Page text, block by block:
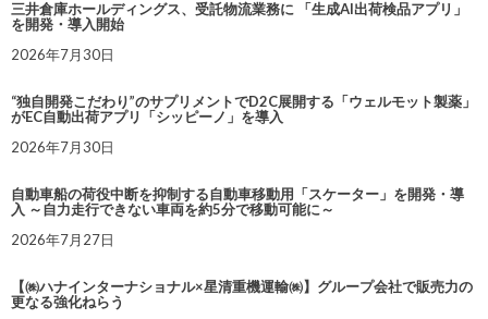
三井倉庫ホールディングス、受託物流業務に 「生成AI出荷検品アプリ」
を開発・導入開始
2026年7月30日
“独自開発こだわり”のサプリメントでD2C展開する「ウェルモット製薬」
がEC自動出荷アプリ「シッピーノ」を導入
2026年7月30日
自動車船の荷役中断を抑制する自動車移動用「スケーター」を開発・導
入 ～自力走行できない車両を約5分で移動可能に～
2026年7月27日
【㈱ハナインターナショナル×星清重機運輸㈱】グループ会社で販売力の
更なる強化ねらう